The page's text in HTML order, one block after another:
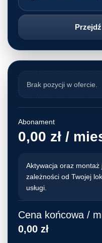
Brak pozycji w ofercie.
Abonament
0,00 zł /
Aktywacja oraz
zależności od Twojej
usługi.
Cena końcowa /
0,00 zł